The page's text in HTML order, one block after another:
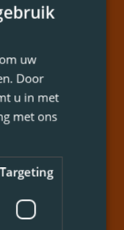
uw
Door
u in met
met ons
Targeting